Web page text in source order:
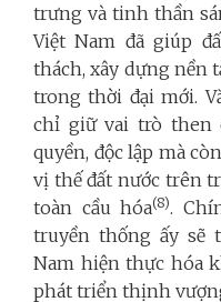
trưng và tinh thần
Việt Nam đã giúp
thách, xây dựng nền
trong thời đại mới.
chỉ giữ vai trò then
quyền, độc lập mà
vị thế đất nước trên
toàn cầu hóa(8).
truyền thống ấy sẽ
Nam hiện thực hóa
phát triển thịnh